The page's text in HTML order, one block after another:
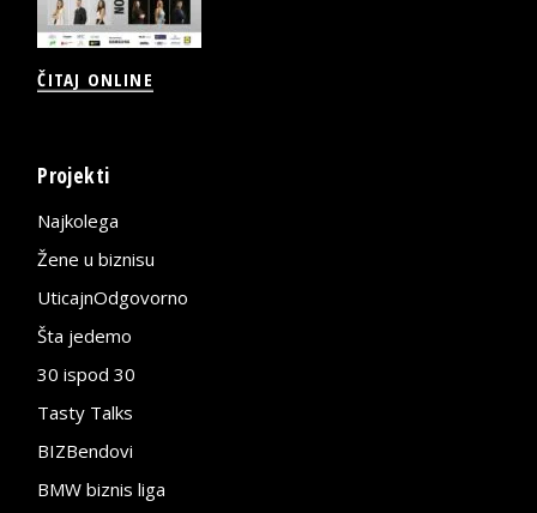
ČITAJ ONLINE
Projekti
Najkolega
Žene u biznisu
UticajnOdgovorno
Šta jedemo
30 ispod 30
Tasty Talks
BIZBendovi
BMW biznis liga